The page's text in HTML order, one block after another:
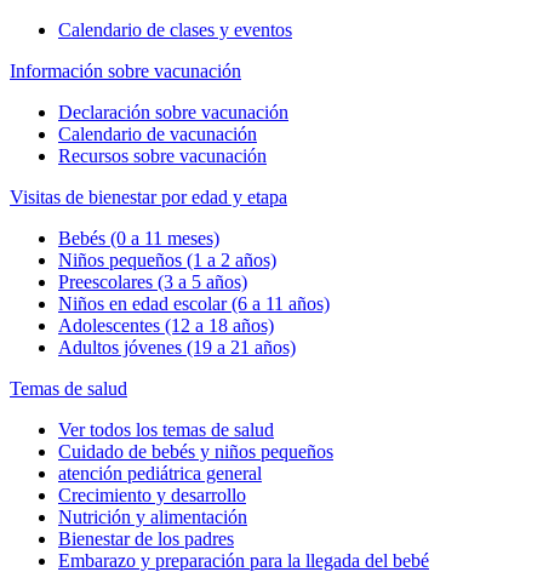
Calendario de clases y eventos
Información sobre vacunación
Declaración sobre vacunación
Calendario de vacunación
Recursos sobre vacunación
Visitas de bienestar por edad y etapa
Bebés (0 a 11 meses)
Niños pequeños (1 a 2 años)
Preescolares (3 a 5 años)
Niños en edad escolar (6 a 11 años)
Adolescentes (12 a 18 años)
Adultos jóvenes (19 a 21 años)
Temas de salud
Ver todos los temas de salud
Cuidado de bebés y niños pequeños
atención pediátrica general
Crecimiento y desarrollo
Nutrición y alimentación
Bienestar de los padres
Embarazo y preparación para la llegada del bebé